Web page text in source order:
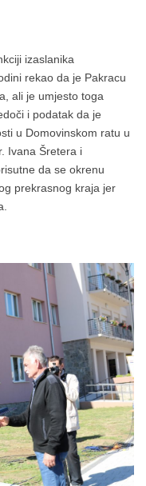
izaslanika
rekao da je Pakracu
ali je umjesto toga
i podatak da je
u Domovinskom ratu u
Ivana Šretera i
da se okrenu
prekrasnog kraja jer